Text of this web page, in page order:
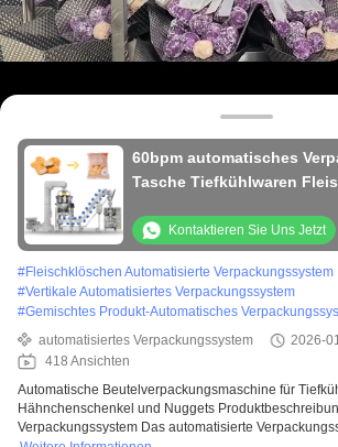
60bpm automatisches
Tasche Tiefkühlwaren
Kontaktieren Sie Uns Jetzt
#Fleischklöschen Automatisierte Verpackungssystem
#Vertikale Automatisiertes Verpackungssystem
#Gemischtes Produkt-Automatisches
automatisiertes Verpackungssystem
2026-
418 Ansichten
Automatische Beutelverpackungsmaschine für
Hähnchenschenkel und Nuggets
Verpackungssystem Das automatisierte